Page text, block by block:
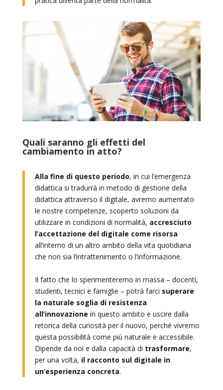
Quali saranno gli effetti del
cambiamento in atto?
Alla fine di questo periodo, in cui l’emergenza
didattica si tradurrà in metodo di gestione della
didattica attraverso il digitale, avremo aumentato
le nostre competenze, scoperto soluzioni da
utilizzare in condizioni di normalità, accresciuto
l’accettazione del digitale come risorsa
all’interno di un altro ambito della vita quotidiana
che non sia l’intrattenimento o l’informazione.
Il fatto che lo sperimenteremo in massa – docenti,
studenti, tecnici e famiglie – potrà farci superare
la naturale soglia di resistenza
all’innovazione in questo ambito e uscire dalla
retorica della curiosità per il nuovo, perché vivremo
questa possibilità come più naturale e accessibile.
Dipende da noi e dalla capacità di trasformare,
per una volta, il racconto sul digitale in
un’esperienza concreta.